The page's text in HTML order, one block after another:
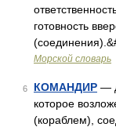
готовность
Морской словарь
6 КОМАНДИР —
которое
(кораблем),